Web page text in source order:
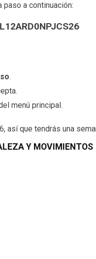
a continuación:
L12ARD0NPJCS26
.
menú principal.
así que tendrás una
Y MOVIMIENTOS